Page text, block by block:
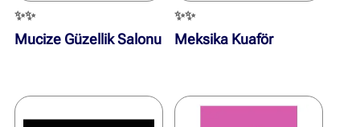
✨✨
Mucize Güzellik Salonu
✨✨
Meksika Kuaför